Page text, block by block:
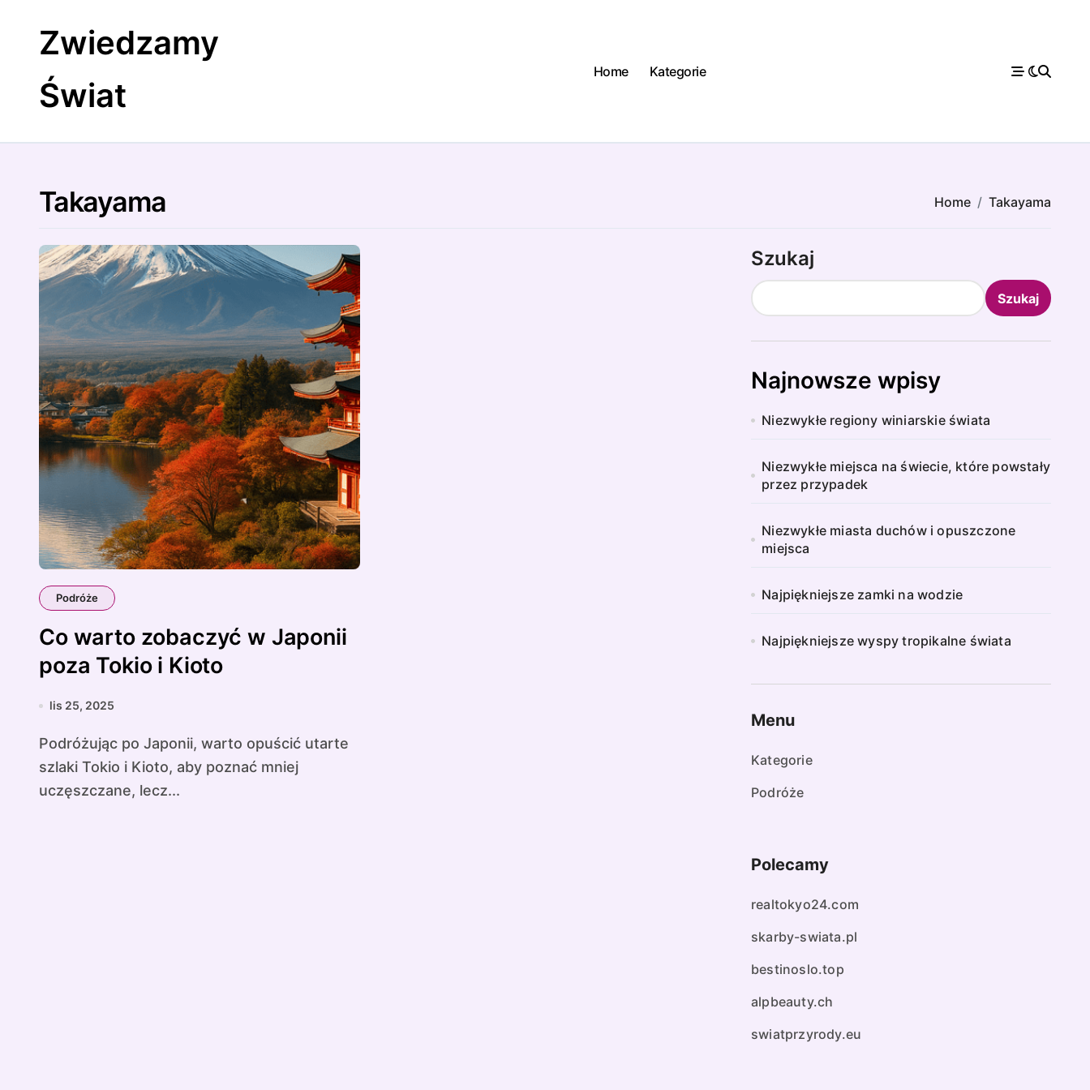
contentZwiedzamy
Świat
Home Kategorie
Takayama Home Takayama
Podróże
Co warto zobaczyć w Japonii
poza Tokio i Kioto
lis 25, 2025
Podróżując po Japonii, warto opuścić utarte
szlaki Tokio i Kioto, aby poznać mniej
uczęszczane, lecz...
Szukaj
Szukaj
Najnowsze wpisy
Niezwykłe regiony winiarskie świata
Niezwykłe miejsca na świecie, które powstały
przez przypadek
Niezwykłe miasta duchów i opuszczone
miejsca
Najpiękniejsze zamki na wodzie
Najpiękniejsze wyspy tropikalne świata
Menu
Kategorie
Podróże
Polecamy
realtokyo24.com
skarby-swiata.pl
bestinoslo.top
alpbeauty.ch
swiatprzyrody.eu